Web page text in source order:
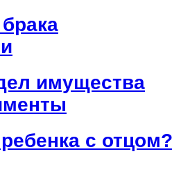
имущества
с отцом?